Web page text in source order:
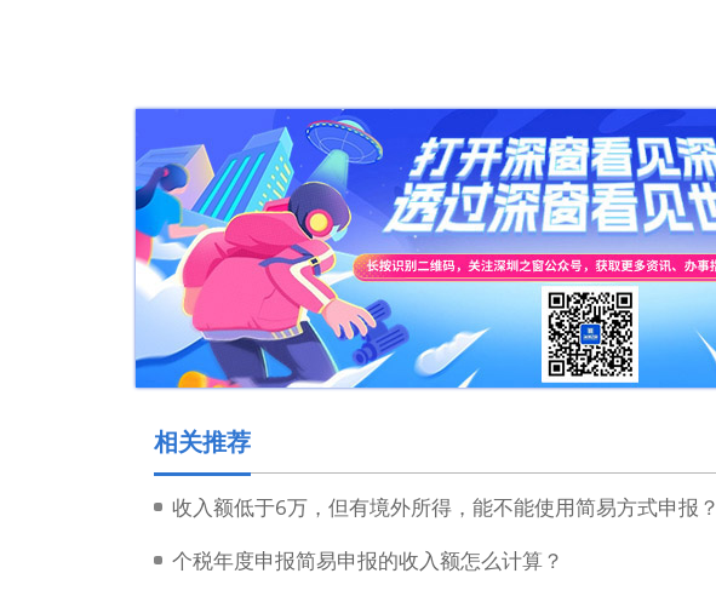
相关推荐
收入额低于6万，但有境外所得，能不能使用简易方式申报？
个税年度申报简易申报的收入额怎么计算？